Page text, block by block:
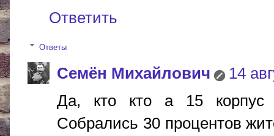
Ответить
Ответы
Cемён Михайлович
14
Да, кто кто а 15 корпус
Собрались 30 процентов